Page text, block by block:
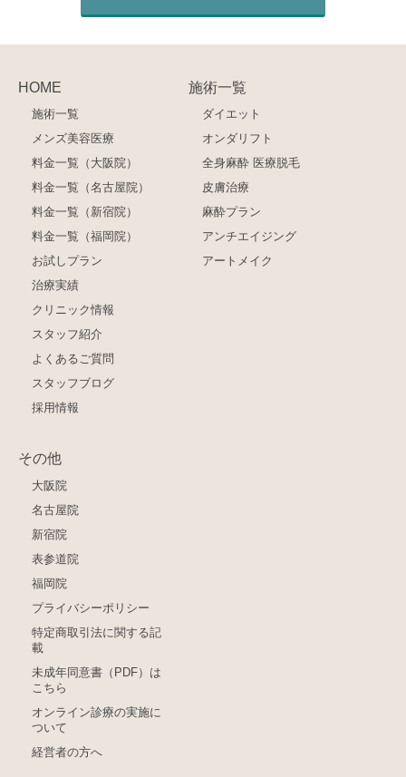
HOME
施術一覧
メンズ美容医療
料金一覧（大阪院）
料金一覧（名古屋院）
料金一覧（新宿院）
料金一覧（福岡院）
お試しプラン
治療実績
クリニック情報
スタッフ紹介
よくあるご質問
スタッフブログ
採用情報
施術一覧
ダイエット
オンダリフト
全身麻酔 医療脱毛
皮膚治療
麻酔プラン
アンチエイジング
アートメイク
その他
大阪院
名古屋院
新宿院
表参道院
福岡院
プライバシーポリシー
特定商取引法に関する記
載
未成年同意書（PDF）は
こちら
オンライン診療の実施に
ついて
経営者の方へ